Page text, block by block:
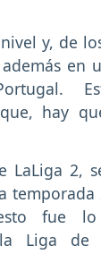
y, de
en
hay
LaLiga 2,
temporada
fue
Liga de